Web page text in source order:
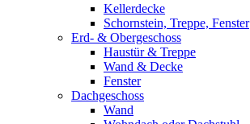
Kellerdecke
Schornstein, Treppe, Fenster
Erd- & Obergeschoss
Haustür & Treppe
Wand & Decke
Fenster
Dachgeschoss
Wand